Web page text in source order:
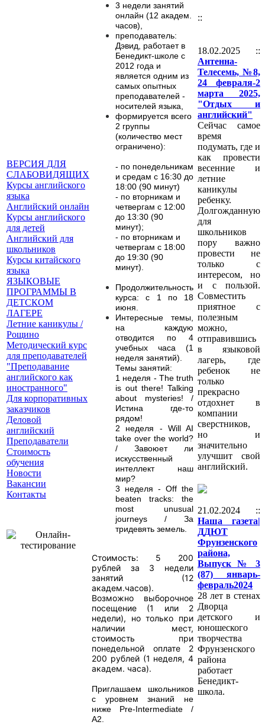
ВЕРСИЯ ДЛЯ
СЛАБОВИДЯЩИХ
Курсы английского
языка
Английский онлайн
Курсы английского
для детей
Английский для
школьников
Курсы китайского
языка
ЯЗЫКОВЫЕ
ПРОГРАММЫ В
ДЕТСКОМ
ЛАГЕРЕ
Летние каникулы /
Рощино
Методический курс
для преподавателей
"Преподавание
английского как
иностранного"
Для корпоративных
заказчиков
Деловой
английский
Преподаватели
Стоимость
обучения
Новости
Вакансии
Контакты
3 недели занятий
онлайн (12 академ.
часов),
преподаватель:
Дэвид, работает в
Бенедикт-школе с
2012 года и
является одним из
самых опытных
преподавателей -
носителей языка,
формируется всего
2 группы
(количество мест
ограничено):
- по понедельникам
и средам с 16:30 до
18:00 (90 минут)
- по вторникам и
четвергам с 12:00
до 13:30 (90
минут);
- по вторникам и
четвергам с 18:00
до 19:30 (90
минут).
Продолжительность
курса: с 1 по 18
июня.
Интересные темы,
на каждую
отводится по 4
учебных часа (1
неделя занятий).
Темы занятий:
1 неделя - The truth
is out there! Talking
about mysteries! /
Истина где-то
рядом!
2 неделя - Will AI
take over the world?
/ Завоюет ли
искусственный
интеллект наш
мир?
3 неделя - Off the
beaten tracks: the
most unusual
journeys / За
тридевять земель.
Стоимость: 5 200
рублей за 3 недели
занятий (12
академ.часов).
Возможно выборочное
посещение (1 или 2
недели), но только при
наличии мест,
стоимость при
понедельной оплате 2
200 рублей (1 неделя, 4
академ. часа).
Приглашаем школьников
с уровнем знаний не
ниже Pre-Intermediate /
A2.
::
18.02.2025 ::
Антенна-
Телесемь, №8,
24 февраля-2
марта 2025,
"Отдых и
английский"
Сейчас самое
время
подумать, где и
как провести
весенние и
летние
каникулы
ребенку.
Долгожданную
для
школьников
пору важно
провести не
только с
интересом, но
и с пользой.
Совместить
приятное с
полезным
можно,
отправившись
в языковой
лагерь, где
ребенок не
только
прекрасно
отдохнет в
компании
сверстников,
но и
значительно
улучшит свой
английский.
21.02.2024 ::
Наша газета|
ДДЮТ
Фрунзенского
района,
Выпуск № 3
(87) январь-
февраль2024
28 лет в стенах
Дворца
детского и
юношеского
творчества
Фрунзенского
района
работает
Бенедикт-
школа.